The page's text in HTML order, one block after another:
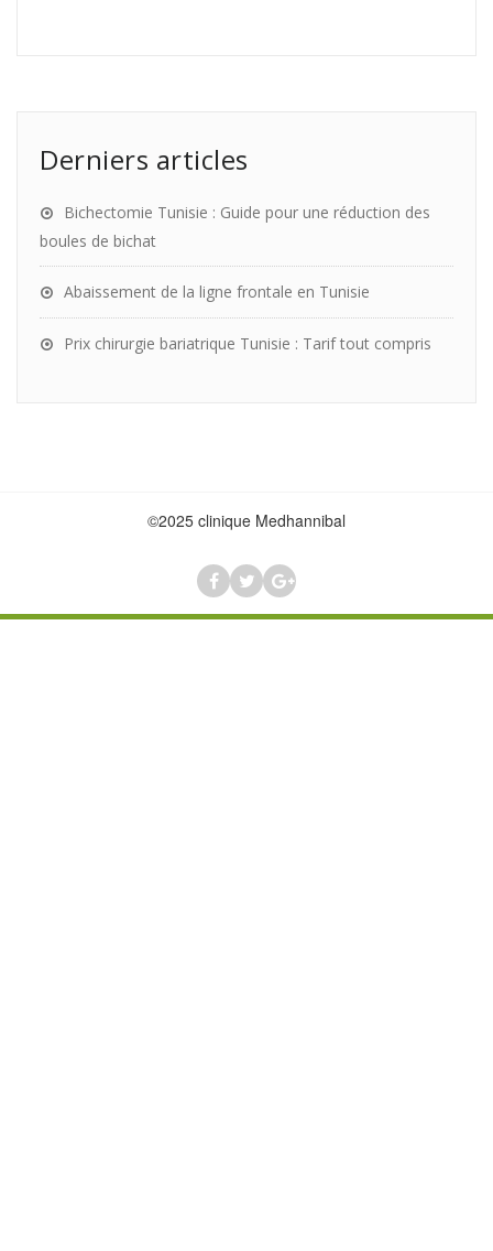
Derniers articles
Bichectomie Tunisie : Guide pour une réduction des
boules de bichat
Abaissement de la ligne frontale en Tunisie
Prix chirurgie bariatrique Tunisie : Tarif tout compris
©2025 clinique Medhannibal